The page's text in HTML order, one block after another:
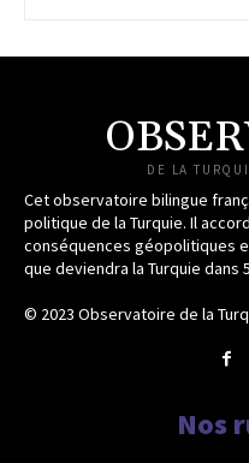
DE LA
Cet observatoire bilingue
politique de la Turquie. Il
conséquences géopolitiques
que deviendra la Turquie dans
© 2023 Observatoire de la
Nos